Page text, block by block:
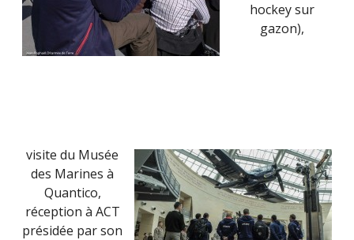
hockey sur
gazon),
visite du Musée
des Marines à
Quantico,
réception à ACT
présidée par son